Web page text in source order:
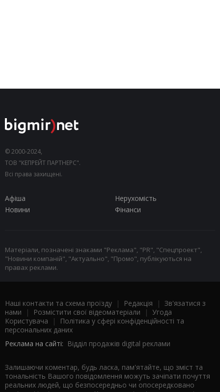
© 2000-2024,
ТОВ "КЕПРЕЙТ ПАРТНЕРС".
Всі права захищені.
Афіша
Нерухомість
Новини
Фінанси
Матеріали, позначені знаками "Реклама", "PR", "Спецпроект",
"Новини компаній", "Актуально", "Промо", публікуються на
правах реклами.
Наші контакти та схема проїзду | Редакція | Зв'язатися з
нами | Розмістити свої відеоматеріали | Угода
Користувача |
Політика у сфері конфіденційності та
персональних даних
Реклама на сайті: Відділ продажів digital реклами
Залишаючи коментар, будь ласка, пам'ятайте, що зміст та
тональність Вашого повідомлення можуть зачіпати почуття
реальних людей, що безпосередньо чи опосередковано